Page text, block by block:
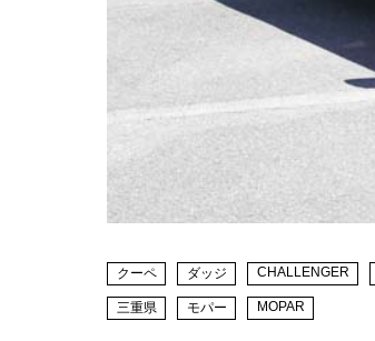
クーペ ダッジ CHALLENGER
三重県 モパー MOPAR